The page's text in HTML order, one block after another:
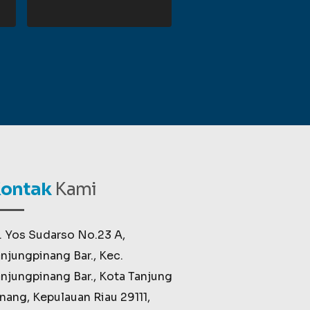
Kami
Yos Sudarso No.23 A,
Bar., Kec.
Bar., Kota Tanjung
Kepulauan Riau 29111,